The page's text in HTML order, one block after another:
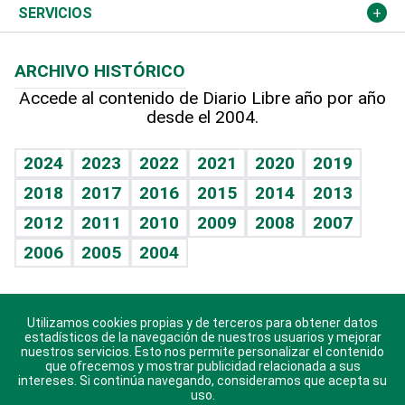
Resto del mundo
Economía personal
Podcast Arte Libre
Hablando con el pediatra
Vida y familia
Eñe
Celebrando la vida
Sin complejos
En pocas palabras
Escuchando al corazón
Economía Personal
Más deportes
Línea de hit
TBT Deportivo
Columnistas
Más firmas
Cambio climático
Opinión
Hecho en casa
Guía del dinero
SERVICIOS
Cumpleaños
Horóscopos
Crucigramas
ARCHIVO HISTÓRICO
Accede al contenido de Diario Libre año por año
desde el 2004.
2024 2023 2022 2021 2020
2019
2018
2017 2016 2015 2014
2013
2012
2011 2010 2009 2008
2007
2006
2005 2004
Descarga nuestras aplicaciones para Android, iOS y
sistema Huawei.
Utilizamos cookies propias y de terceros para obtener datos
estadísticos de la navegación de nuestros usuarios y mejorar
nuestros servicios. Esto nos permite personalizar el contenido
que ofrecemos y mostrar publicidad relacionada a sus
intereses. Si continúa navegando, consideramos que acepta su
uso.